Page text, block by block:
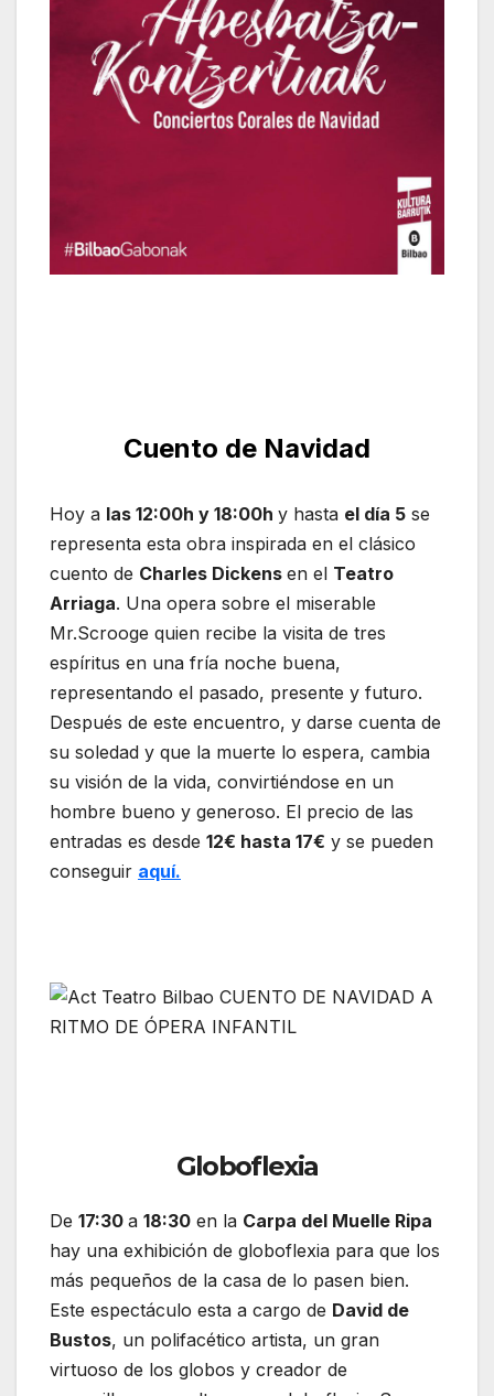
Cuento de Navidad
Hoy a las 12:00h y 18:00h y hasta el día 5 se
representa esta obra inspirada en el clásico
cuento de Charles Dickens en el Teatro
Arriaga. Una opera sobre el miserable
Mr.Scrooge quien recibe la visita de tres
espíritus en una fría noche buena,
representando el pasado, presente y futuro.
Después de este encuentro, y darse cuenta de
su soledad y que la muerte lo espera, cambia
su visión de la vida, convirtiéndose en un
hombre bueno y generoso. El precio de las
entradas es desde 12€ hasta 17€ y se pueden
conseguir aquí.
Globoflexia
De 17:30 a 18:30 en la Carpa del Muelle Ripa
hay una exhibición de globoflexia para que los
más pequeños de la casa de lo pasen bien.
Este espectáculo esta a cargo de David de
Bustos, un polifacético artista, un gran
virtuoso de los globos y creador de